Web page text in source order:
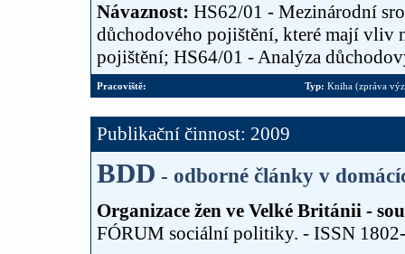
Návaznost: HS62/01 - Mezinárodní
důchodového pojištění, které mají vliv
pojištění; HS64/01 - Analýza
Pracoviště: Typ: Kniha (zpráva
Publikační činnost: 2009
BDD - odborné články v
Organizace žen ve Velké Británii -
FÓRUM sociální politiky. - ISSN